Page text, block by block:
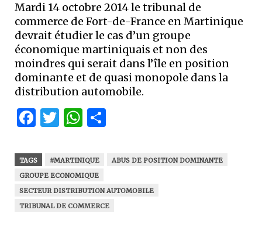
Mardi 14 octobre 2014 le tribunal de
commerce de Fort-de-France en Martinique
devrait étudier le cas d’un groupe
économique martiniquais et non des
moindres qui serait dans l’île en position
dominante et de quasi monopole dans la
distribution automobile.
Facebook
Twitter
WhatsApp
TAGS #MARTINIQUE
ABUS DE POSITION DOMINANTE
GROUPE ECONOMIQUE
SECTEUR DISTRIBUTION AUTOMOBILE
TRIBUNAL DE COMMERCE